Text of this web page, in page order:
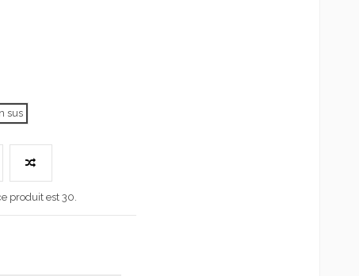
sus
produit est 30.